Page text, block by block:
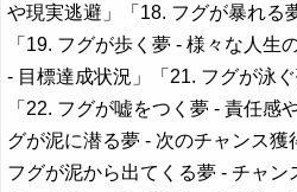
や現実逃避」「18. フグが暴れる
「19. フグが歩く夢 - 様々な人生
- 目標達成状況」「21. フグが泳
「22. フグが嘘をつく夢 - 責任感
グが泥に潜る夢 - 次のチャンス
フグが泥から出てくる夢 - チャ